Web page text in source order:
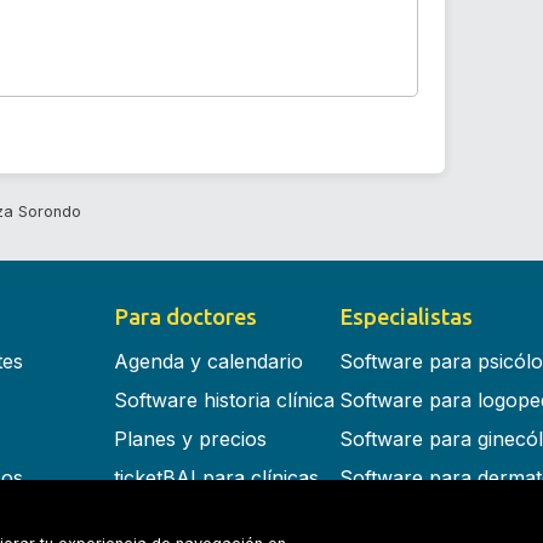
Sorondo
Para doctores
Agenda y calendario
Software historia clínica
Planes y precios
ticketBAI para clínicas
Especialistas
Software para
Software para
Software para
Software para